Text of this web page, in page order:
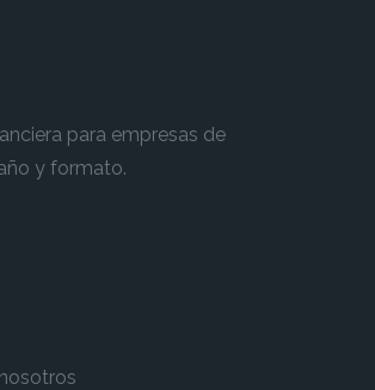
para empresas de
y formato.